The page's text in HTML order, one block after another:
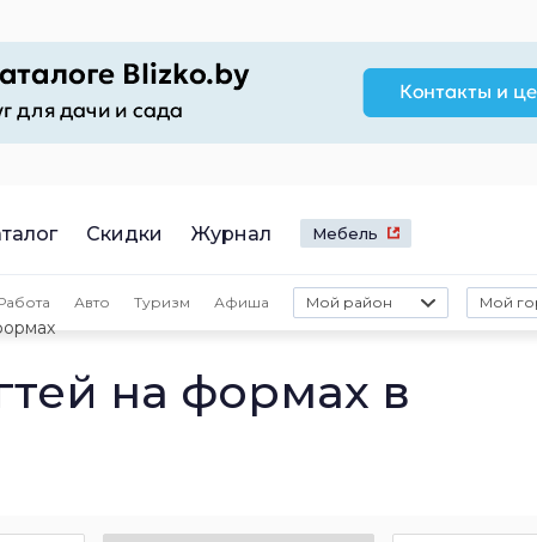
Скидки Журнал Мебель
Авто Туризм Афиша Мой район Мой
на формах в